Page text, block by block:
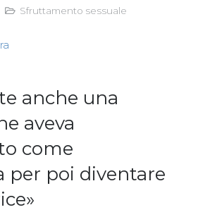
Sfruttamento sessuale
anche una
aveva
come
per poi diventare